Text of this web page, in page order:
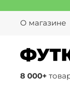
О магазине
8 000+